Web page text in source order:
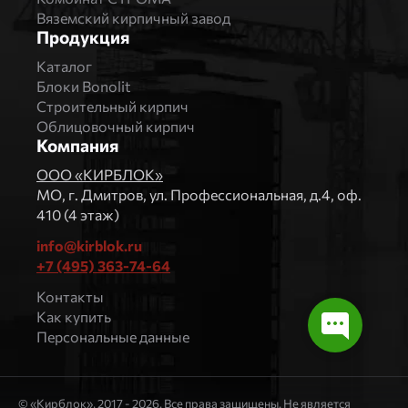
Вяземский кирпичный завод
Продукция
Каталог
Блоки Bonolit
Строительный кирпич
Облицовочный кирпич
Компания
ООО «КИРБЛОК»
МO, г. Дмитров, ул. Профессиональная, д.4, оф.
410 (4 этаж)
info@kirblok.ru
+7 (495) 363-74-64
Контакты
Как купить
Персональные данные
© «Кирблок», 2017 - 2026. Все права защищены. Не является